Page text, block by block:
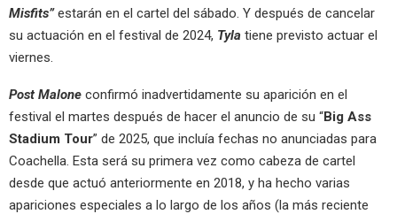
Misfits”estarán en el cartel del sábado. Y después de cancelar
su actuación en el festival de 2024, Tyla tiene previsto actuar el
viernes.
Post Malone confirmó inadvertidamente su aparición en el
festival el martes después de hacer el anuncio de su “Big Ass
Stadium Tour” de 2025, que incluía fechas no anunciadas para
Coachella. Esta será su primera vez como cabeza de cartel
desde que actuó anteriormente en 2018, y ha hecho varias
apariciones especiales a lo largo de los años (la más reciente